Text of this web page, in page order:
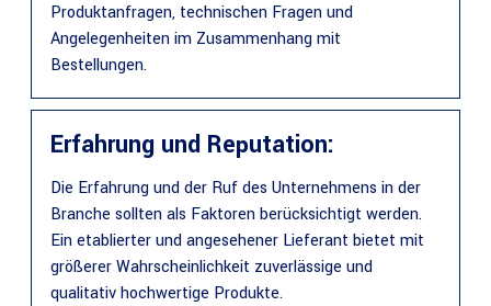
Produktanfragen, technischen Fragen und
Angelegenheiten im Zusammenhang mit
Bestellungen.
Erfahrung und Reputation:
Die Erfahrung und der Ruf des Unternehmens in der
Branche sollten als Faktoren berücksichtigt werden.
Ein etablierter und angesehener Lieferant bietet mit
größerer Wahrscheinlichkeit zuverlässige und
qualitativ hochwertige Produkte.